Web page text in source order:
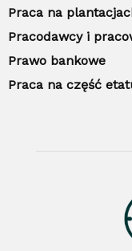
Praca na
Pracodawcy i
Prawo bankowe
Praca na część